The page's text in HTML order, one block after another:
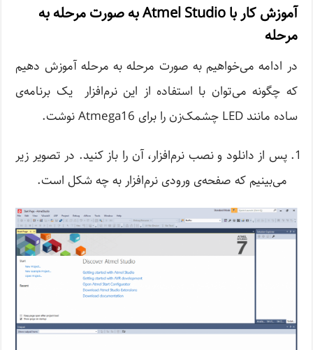
آموزش کار با Atmel Studio به‌ صورت مرحله به
مرحله
در ادامه می‌خواهیم به صورت مرحله به مرحله آموزش دهیم
که چگونه می‌توان با استفاده از این نرم‌افزار یک برنامه‌ی
ساده مانند LED چشمک‌زن را برای Atmega16 نوشت.
پس از دانلود و نصب نرم‌افزار، آن را باز کنید. در تصویر زیر
می‌بینیم که صفحه‌ی ورودی نرم‌افزار به چه شکل است.